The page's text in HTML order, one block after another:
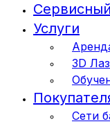
Услуги
3D
Сети